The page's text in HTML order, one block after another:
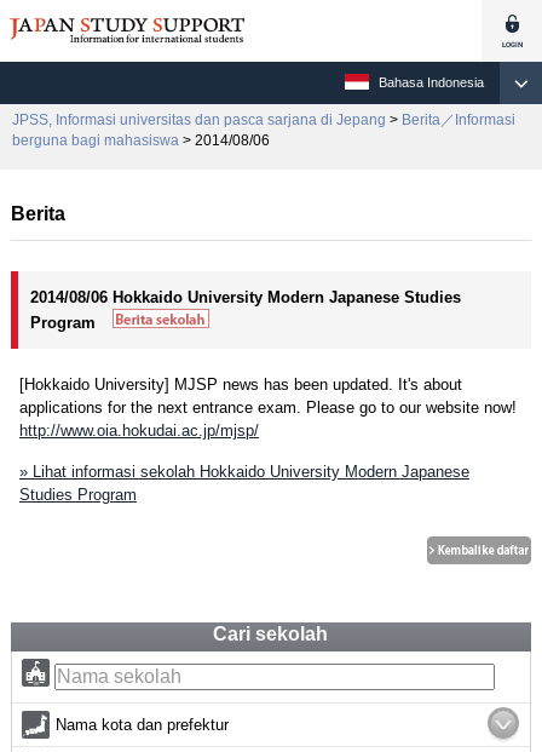
Bahasa Indonesia
JPSS, Informasi universitas dan pasca sarjana di Jepang > Berita／Informasi
berguna bagi mahasiswa > 2014/08/06
Berita
2014/08/06 Hokkaido University Modern Japanese Studies
Program
[Hokkaido University] MJSP news has been updated. It's about
applications for the next entrance exam. Please go to our website now!
http://www.oia.hokudai.ac.jp/mjsp/
» Lihat informasi sekolah Hokkaido University Modern Japanese
Studies Program
Cari sekolah
Nama kota dan prefektur